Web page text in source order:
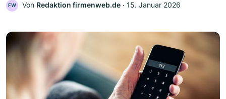
FW Von Redaktion firmenweb.de ‧ 15. Januar 2026